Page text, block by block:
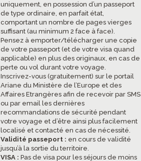
uniquement, en possession d’un passeport
de type ordinaire, en parfait état,
comportant un nombre de pages vierges
suffisant (au minimum 2 face à face).
Pensez à emporter/télécharger une copie
de votre passeport (et de votre visa quand
applicable) en plus des originaux, en cas de
perte ou vol durant votre voyage.
Inscrivez-vous (gratuitement) sur le portail
Ariane du Ministère de l’Europe et des
Affaires Etrangères afin de recevoir par SMS
ou par email les dernières
recommandations de sécurité pendant
votre voyage et d’être ainsi plus facilement
localisé et contacté en cas de nécessité.
Validité passeport : en cours de validité
jusqu’à la sortie du territoire.
VISA : Pas de visa pour les séjours de moins